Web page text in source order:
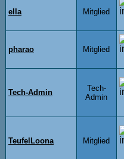
ella Mitglied
pharao Mitglied
Tech-Admin
Tech-
Admin
TeufelLoona Mitglied